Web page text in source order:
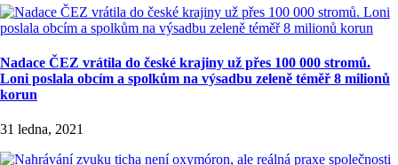
Nadace ČEZ vrátila do české krajiny už přes 100 000 stromů.
Loni poslala obcím a spolkům na výsadbu zeleně téměř 8 milionů
korun
31 ledna, 2021